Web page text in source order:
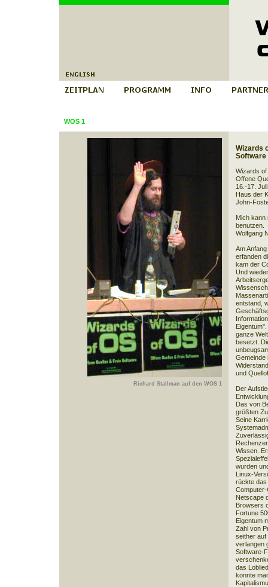
WOS 1
Richard Stallman auf den WOS 1
Wizards
Software
Wizards of
Offene
16.-17.
Haus der
John-
Mich kann
benutzen.
Wolfgang
Am
erfanden
kam der
Und
entstand,
ganze
besetzt.
Gemeinde
und
Der
Das von
größten
Seine
Wissen.
wurden
Linux-
rückte das
Netscape
Browsers
Fortune
Eigentum
Zahl von
seither auf
verlangen
Software-
das
konnte